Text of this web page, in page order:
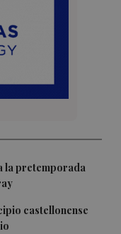
la pretemporada
castellonense